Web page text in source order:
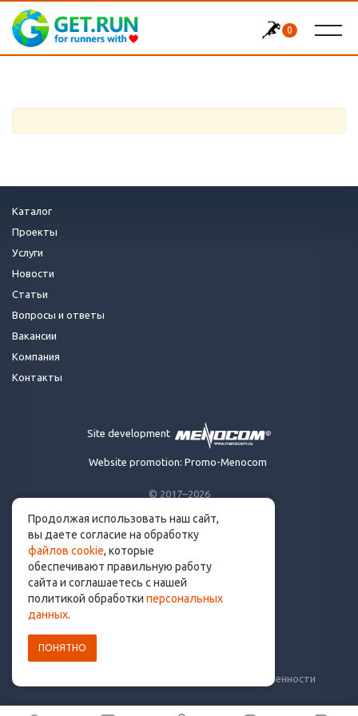
0
© 2017–2026
Made for runners.
By runners. With ❤
info@get.run
Уведомление о рисках и ограничение ответственности
Каталог
Проекты
Услуги
Новости
Статьи
Вопросы и ответы
Вакансии
Компания
Контакты
Site development
Website promotion: Promo-Menocom
Продолжая использовать наш сайт,
вы даете согласие на обработку
файлов cookie, которые
обеспечивают правильную работу
сайта и соглашаетесь с нашей
политикой обработки персональных
данных.
ПОНЯТНО